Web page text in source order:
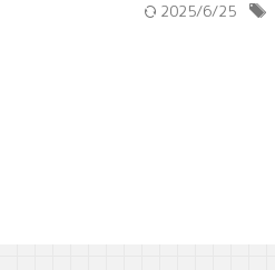
2025/6/25